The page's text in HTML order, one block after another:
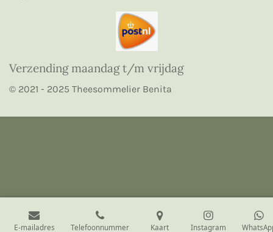
Verzending maandag t/m vrijdag
© 2021 - 2025 Theesommelier Benita
E-mailadres Telefoonnummer Kaart Instagram